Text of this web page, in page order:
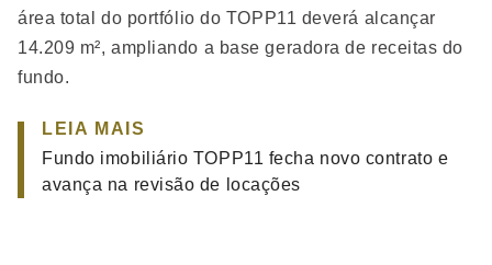
área total do portfólio do TOPP11 deverá alcançar
14.209 m², ampliando a base geradora de receitas do
fundo.
LEIA MAIS
Fundo imobiliário TOPP11 fecha novo contrato e
avança na revisão de locações